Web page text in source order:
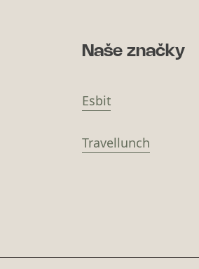
Naše značky
Esbit
Travellunch